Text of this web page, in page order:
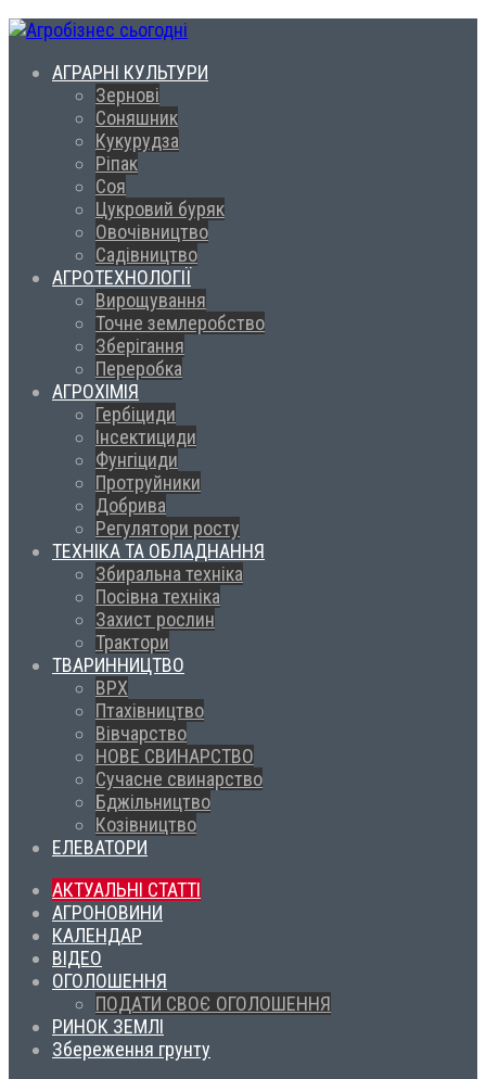
АГРАРНІ КУЛЬТУРИ
Зернові
Соняшник
Кукурудза
Ріпак
Соя
Цукровий буряк
Овочівництво
Садівництво
АГРОТЕХНОЛОГІЇ
Вирощування
Точне землеробство
Зберігання
Переробка
АГРОХІМІЯ
Гербіциди
Інсектициди
Фунгіциди
Протруйники
Добрива
Регулятори росту
ТЕХНІКА ТА ОБЛАДНАННЯ
Збиральна техніка
Посівна техніка
Захист рослин
Трактори
ТВАРИННИЦТВО
ВРХ
Птахівництво
Вівчарство
НОВЕ СВИНАРСТВО
Сучасне свинарство
Бджільництво
Козівництво
ЕЛЕВАТОРИ
АКТУАЛЬНІ СТАТТІ
АГРОНОВИНИ
КАЛЕНДАР
ВІДЕО
ОГОЛОШЕННЯ
ПОДАТИ СВОЄ ОГОЛОШЕННЯ
РИНОК ЗЕМЛІ
Збереження грунту